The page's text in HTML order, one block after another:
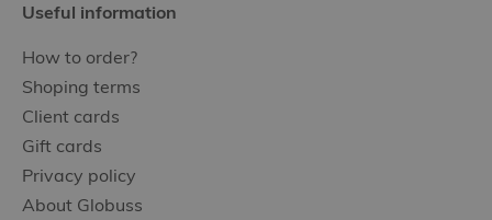
Useful information
How to order?
Shoping terms
Client cards
Gift cards
Privacy policy
About Globuss